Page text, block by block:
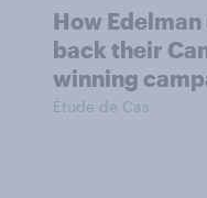
How
back their
winning
Étude de Cas